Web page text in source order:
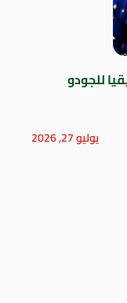
للجودو
يوليو 27, 2026